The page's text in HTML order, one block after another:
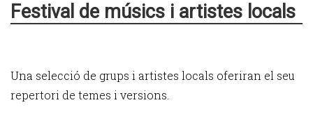
Festival de músics i artistes locals
Una selecció de grups i artistes locals oferiran el seu
repertori de temes i versions.